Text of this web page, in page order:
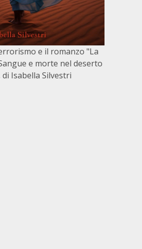
e il romanzo "La
e morte nel deserto
di Isabella Silvestri